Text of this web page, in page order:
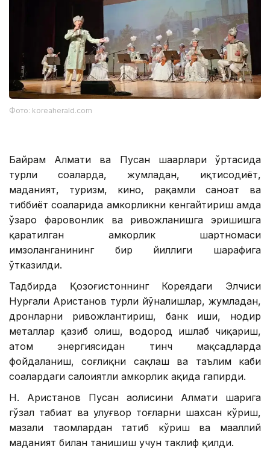
Фото: koreaherald.com
Байрам Алмати ва Пусан шаҳарлари ўртасида
турли соҳаларда, жумладан, иқтисодиёт,
маданият, туризм, кино, рақамли саноат ва
тиббиёт соҳаларида ҳамкорликни кенгайтириш ҳамда
ўзаро фаровонлик ва ривожланишга эришишга
қаратилган ҳамкорлик шартномаси
имзоланганининг бир йиллиги шарафига
ўтказилди.
Тадбирда Қозоғистоннинг Кореядаги Элчиси
Нурғали Аристанов турли йўналишлар, жумладан,
дронларни ривожлантириш, банк иши, нодир
металлар қазиб олиш, водород ишлаб чиқариш,
атом энергиясидан тинч мақсадларда
фойдаланиш, соғлиқни сақлаш ва таълим каби
соҳалардаги салоҳиятли ҳамкорлик ҳақида гапирди.
Н. Аристанов Пусан аҳолисини Алмати шаҳрига
гўзал табиат ва улуғвор тоғларни шахсан кўриш,
мазали таомлардан татиб кўриш ва маҳаллий
маданият билан танишиш учун таклиф қилди.